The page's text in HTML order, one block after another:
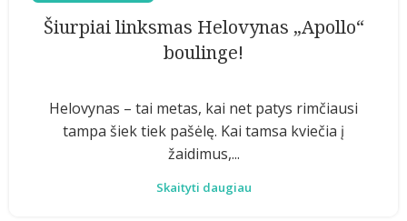
Šiurpiai linksmas Helovynas „Apollo“
boulinge!
Helovynas – tai metas, kai net patys rimčiausi
tampa šiek tiek pašėlę. Kai tamsa kviečia į
žaidimus,...
Skaityti daugiau